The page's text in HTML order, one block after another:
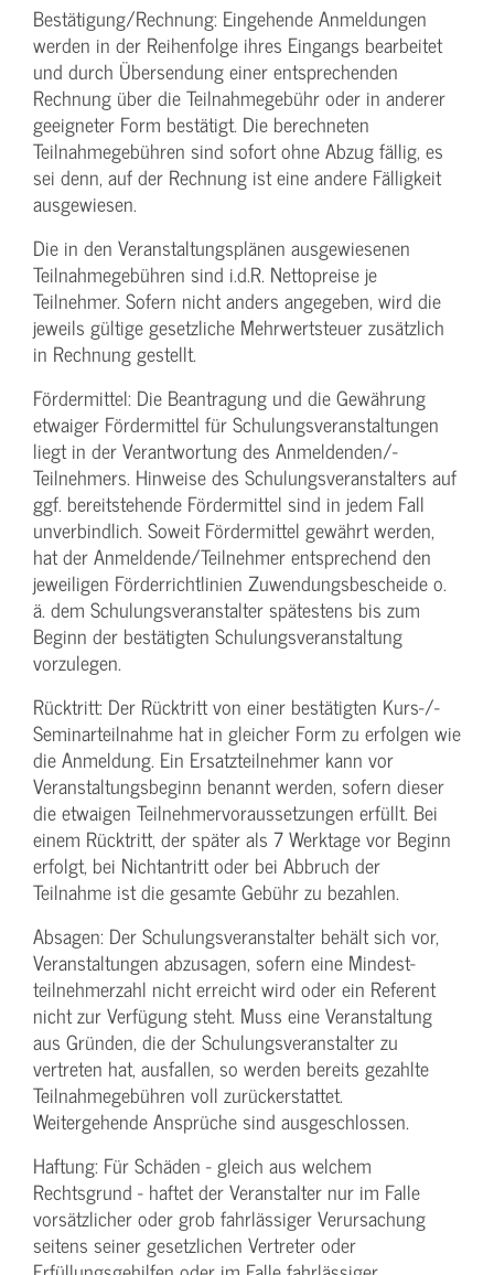
Bestätigung­/Rechnung: Eingehende Anmeldungen
werden in der Reihenfolge ihres Eingangs bearbeitet
und durch Übersendung einer entsprechenden
Rechnung über die Teilnahmegebühr oder in anderer
geeigneter Form bestätigt. Die berechneten
Teilnahmegebühren sind sofort ohne Abzug fällig, es
sei denn, auf der Rechnung ist eine andere Fälligkeit
ausgewiesen.
Die in den Veranstaltungsplänen ausgewiesenen
Teilnahmegebühren sind i.d.R. Nettopreise je
Teilnehmer. Sofern nicht anders angegeben, wird die
jeweils gültige gesetzliche Mehrwertsteuer zusätzlich
in Rechnung gestellt.
Fördermittel: Die Beantragung und die Gewährung
etwaiger Fördermittel für Schulungs­veranstaltungen
liegt in der Verantwortung des Anmeldenden/­
Teilnehmers. Hinweise des Schulungs­veranstalters auf
ggf. bereitstehende Fördermittel sind in jedem Fall
unverbindlich. Soweit Fördermittel gewährt werden,
hat der Anmeldende/­Teilnehmer entsprechend den
jeweiligen Förderrichtlinien Zuwendungs­bescheide o.
ä. dem Schulungs­veranstalter spätestens bis zum
Beginn der bestätigten Schulungs­veranstaltung
vorzulegen.
Rücktritt: Der Rücktritt von einer bestätigten Kurs-/­
Seminarteilnahme hat in gleicher Form zu erfolgen wie
die Anmeldung. Ein Ersatzteilnehmer kann vor
Veranstaltungs­beginn benannt werden, sofern dieser
die etwaigen Teilnehmer­voraussetzungen erfüllt. Bei
einem Rücktritt, der später als 7 Werktage vor Beginn
erfolgt, bei Nichtantritt oder bei Abbruch der
Teilnahme ist die gesamte Gebühr zu bezahlen.
Absagen: Der Schulungs­veranstalter behält sich vor,
Veranstaltungen abzusagen, sofern eine Mindest­
teilnehmerzahl nicht erreicht wird oder ein Referent
nicht zur Verfügung steht. Muss eine Veranstaltung
aus Gründen, die der Schulungs­veranstalter zu
vertreten hat, ausfallen, so werden bereits gezahlte
Teilnahme­gebühren voll zurückerstattet.
Weitergehende Ansprüche sind ausgeschlossen.
Haftung: Für Schäden - gleich aus welchem
Rechtsgrund - haftet der Veranstalter nur im Falle
vorsätzlicher oder grob fahrlässiger Verursachung
seitens seiner gesetzlichen Vertreter oder